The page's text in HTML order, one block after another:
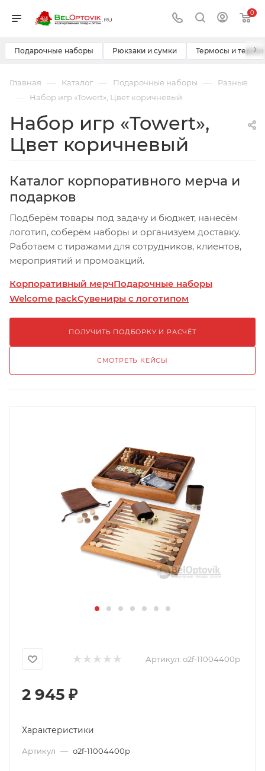
0
Подарочные наборы Рюкзаки и сумки Термосы и ›
Главная — Каталог — Подарочные наборы — Разные
— Набор игр «Towert», Цвет коричневый
Набор игр «Towert»,
Цвет коричневый
Каталог корпоративного мерча и
подарков
Подберём товары под задачу и бюджет, нанесём
логотип, соберём наборы и организуем доставку.
Работаем с тиражами для сотрудников, клиентов,
мероприятий и промоакций.
Корпоративный мерчПодарочные наборы
Welcome packСувениры с логотипом
ПОЛУЧИТЬ ПОДБОРКУ И РАСЧЁТ
СМОТРЕТЬ КЕЙСЫ
Артикул: o2f-11004400p
2 945 ₽
Характеристики
Артикул — o2f-11004400p